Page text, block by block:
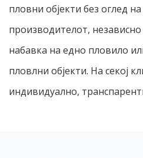
пловни објекти без оглед
производителот,
набавка на едно пловило
пловлни објекти. На секој
индивидуално,